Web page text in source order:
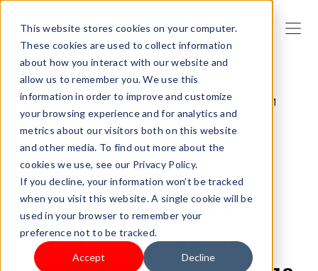
This website stores cookies on your computer.
These cookies are used to collect information
about how you interact with our website and
allow us to remember you. We use this
information in order to improve and customize
your browsing experience and for analytics and
metrics about our visitors both on this website
and other media. To find out more about the
cookies we use, see our Privacy Policy.
If you decline, your information won’t be tracked
when you visit this website. A single cookie will be
used in your browser to remember your
preference not to be tracked.
Accept Decline
21.05.2025 23:01:02 | ПРОДАВАЙТЕ СВОИ
ПРОДУКТЫ
Решение для
максимальной
конверсии: Как
интегрированные